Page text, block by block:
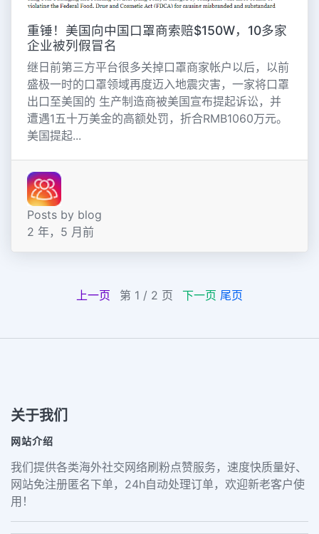
重锤！美国向中国口罩商索赔$150W，10多家
企业被列假冒名
继日前第三方平台很多关掉口罩商家帐户以后，以前
盛极一时的口罩领域再度迈入地震灾害，一家将口罩
出口至美国的 生产制造商被美国宣布提起诉讼，并
遭遇1五十万美金的高额处罚，折合RMB1060万元。
美国提起...
Posts by blog
2 年，5 月前
上一页 第 1 / 2 页 下一页 尾页
关于我们
网站介绍
我们提供各类海外社交网络刷粉点赞服务，速度快质量好、
网站免注册匿名下单，24h自动处理订单，欢迎新老客户使
用！